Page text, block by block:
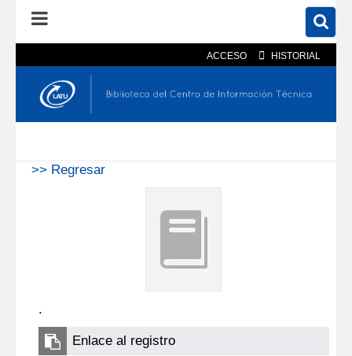
ACCESO HISTORIAL
En el catálogo En el sitio
>> Regresar
.
Enlace al registro